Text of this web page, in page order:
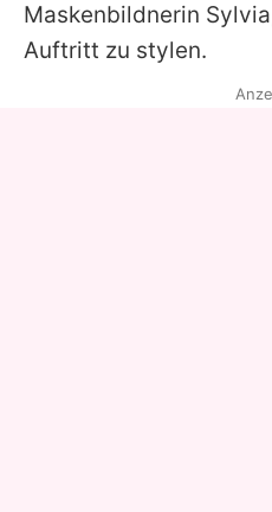
Utiq
Maskenbildnerin
Auftritt zu stylen.